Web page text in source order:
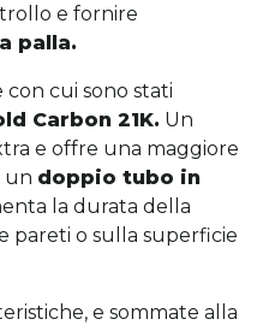
e fornire
palla.
con cui sono stati
Carbon 21K. Un
e offre una maggiore
un doppio tubo in
la durata della
pareti o sulla superficie
e sommate alla